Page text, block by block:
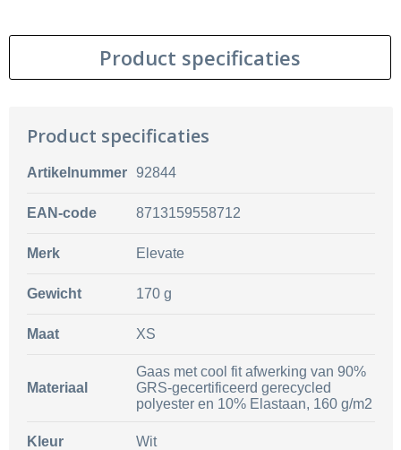
Product specificaties
Product specificaties
Artikelnummer 92844
EAN-code 8713159558712
Merk Elevate
Gewicht 170 g
Maat XS
Materiaal
Gaas met cool fit afwerking van 90%
GRS-gecertificeerd gerecycled
polyester en 10% Elastaan, 160 g/m2
Kleur Wit